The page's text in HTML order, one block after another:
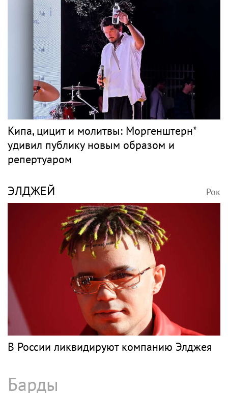
Кипа, цицит и молитвы: Моргенштерн*
удивил публику новым образом и
репертуаром
ЭЛДЖЕЙ Рок
В России ликвидируют компанию Элджея
Барды